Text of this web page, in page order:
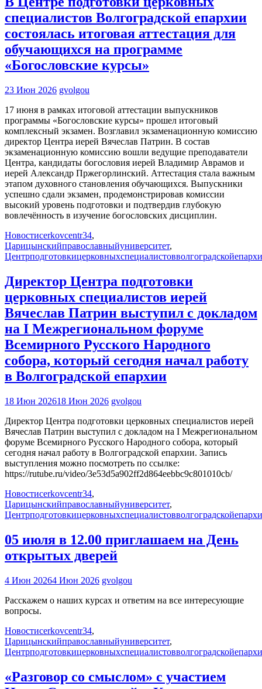
специалистов Волгоградской епархии
состоялась итоговая аттестация для
обучающихся на программе
«Богословские курсы»
23 Июн 2026 gvolgou
17 июня в рамках итоговой аттестации выпускников
программы «Богословские курсы» прошел итоговый
комплексный экзамен. Возглавил экзаменационную комиссию
директор Центра иерей Вячеслав Патрин. В состав
экзаменационную комиссию вошли ведущие преподаватели
Центра, кандидаты богословия иерей Владимир Аврамов и
иерей Александр Пржегорлинский. Аттестация стала важным
этапом духовного становления обучающихся. Выпускники
успешно сдали экзамен, продемонстрировав комиссии
высокий уровень подготовки и подтвердив глубокую
вовлечённость в изучение богословских дисциплин.
Новостиcerkovcentr34,
Царицынскийправославныйуниверситет,
Директор Центра подготовки
церковных специалистов иерей
Вячеслав Патрин выступил с докладом
на I Межрегиональном форуме
Всемирного Русского Народного
собора, который сегодня начал работу
в Волгоградской епархии
18 Июн 202618 Июн 2026 gvolgou
Директор Центра подготовки церковных специалистов иерей
Вячеслав Патрин выступил с докладом на I Межрегиональном
форуме Всемирного Русского Народного собора, который
сегодня начал работу в Волгоградской епархии. Запись
выступления можно посмотреть по ссылке:
https://rutube.ru/video/3e53d5a902ff2d864eebbc9c801010cb/
Новостиcerkovcentr34,
Царицынскийправославныйуниверситет,
05 июля в 12.00 приглашаем на День
открытых дверей
4 Июн 20264 Июн 2026 gvolgou
Расскажем о наших курсах и ответим на все интересующие
вопросы.
Новостиcerkovcentr34,
Царицынскийправославныйуниверситет,
«Разговор со смыслом» с участием